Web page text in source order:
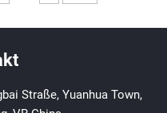
Straße, Yuanhua Town,